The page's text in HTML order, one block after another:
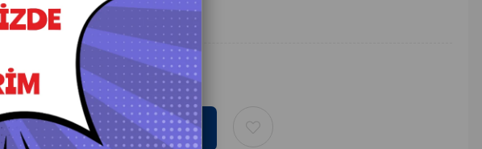
Süngerler